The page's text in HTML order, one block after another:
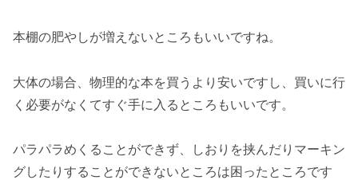
本棚の肥やしが増えないところもいいですね。
大体の場合、物理的な本を買うより安いですし、買いに行
く必要がなくてすぐ手に入るところもいいです。
パラパラめくることができず、しおりを挟んだりマーキン
グしたりすることができないところは困ったところです